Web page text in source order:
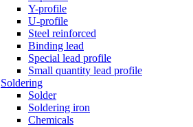
Y-profile
U-profile
Steel reinforced
Binding lead
Special lead profile
Small quantity lead profile
Soldering
Solder
Soldering iron
Chemicals